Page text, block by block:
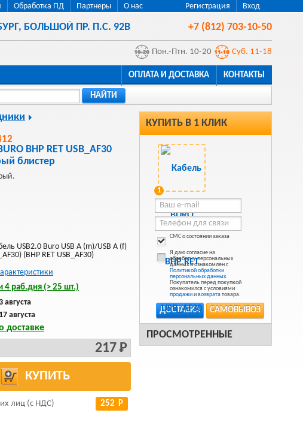
Регистрация Вход
Обработка ПД Партнеры
О нас
, БОЛЬШОЙ ПР. П.С. 92В +7 (812) 703-10-50
Пон.-Птн. 10-20 Суб. 11-18
ОПЛАТА И ДОСТАВКА КОНТАКТЫ
НАЙТИ
КУПИТЬ В 1 КЛИК
1
СМС о состоянии заказа
Я даю согласие на
обработку персональных
данных и ознакомлен с
Политикой обработки
персональных данных.
Покупатель перед покупкой
ознакомился с условиями
продажиивозврататовара.
САМОВЫВОЗ
ДОСТАВКА
ПРОСМОТРЕННЫЕ
BHP RET USB_AF30
блистер
USB2.0 Buro USB A (m)/USB A (f)
(BHP RET USB_AF30)
4 раб.дня (> 25 шт.)
августа
августа
доставке
217 Р
КУПИТЬ
лиц (с НДС) 252 Р